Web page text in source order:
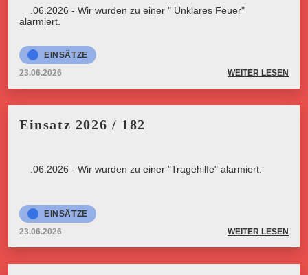
23.06.2026 - Wir wurden zu einer " Unklares Feuer"
alarmiert.
EINSÄTZE
23.06.2026
WEITER LESEN
Einsatz 2026 / 182
23.06.2026 - Wir wurden zu einer "Tragehilfe" alarmiert.
EINSÄTZE
23.06.2026
WEITER LESEN